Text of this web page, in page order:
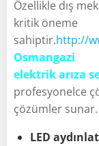
Özellikle dış
kritik öneme
sahiptir.http://
Osmangazi
elektrik arıza
profesyonelce
çözümler sunar.
LED